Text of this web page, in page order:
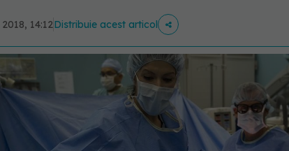
14:12Distribuie acest articol